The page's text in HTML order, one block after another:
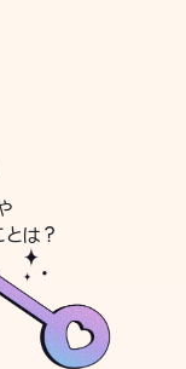
は？